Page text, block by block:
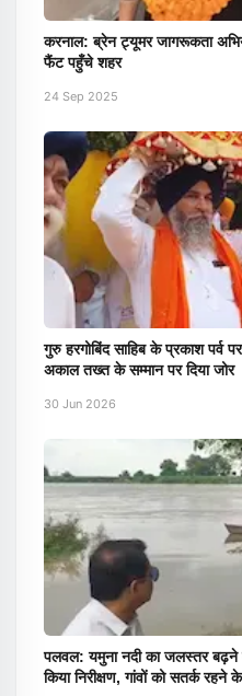
करनाल: ब्रेन ट्यूमर जागरूकता
फैंट पहुँचे शहर
24 Sep 2025
गुरु हरगोबिंद साहिब के प्रकाश पर्व
अकाल तख्त के सम्मान पर दिया जोर
30 Jun 2026
पलवल: यमुना नदी का जलस्तर बढ़ने
किया निरीक्षण, गांवों को सतर्क रहने के